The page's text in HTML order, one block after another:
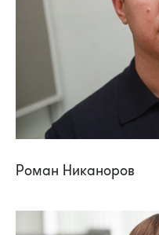
Роман Никаноров